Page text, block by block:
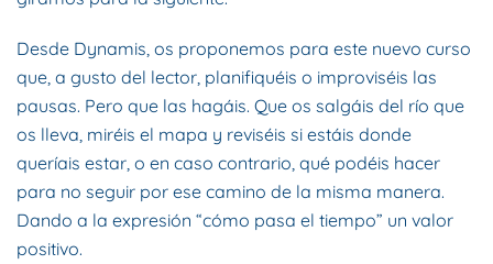
Desde Dynamis, os proponemos para este nuevo curso
que, a gusto del lector, planifiquéis o improviséis las
pausas. Pero que las hagáis. Que os salgáis del río que
os lleva, miréis el mapa y reviséis si estáis donde
queríais estar, o en caso contrario, qué podéis hacer
para no seguir por ese camino de la misma manera.
Dando a la expresión “cómo pasa el tiempo” un valor
positivo.